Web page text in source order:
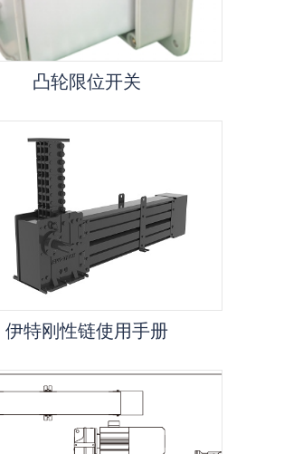
凸轮限位开关
伊特刚性链使用手册